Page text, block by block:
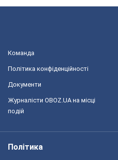
Команда
Політика конфіденційності
Документи
Журналісти OBOZ.UA на місці
подій
Політика